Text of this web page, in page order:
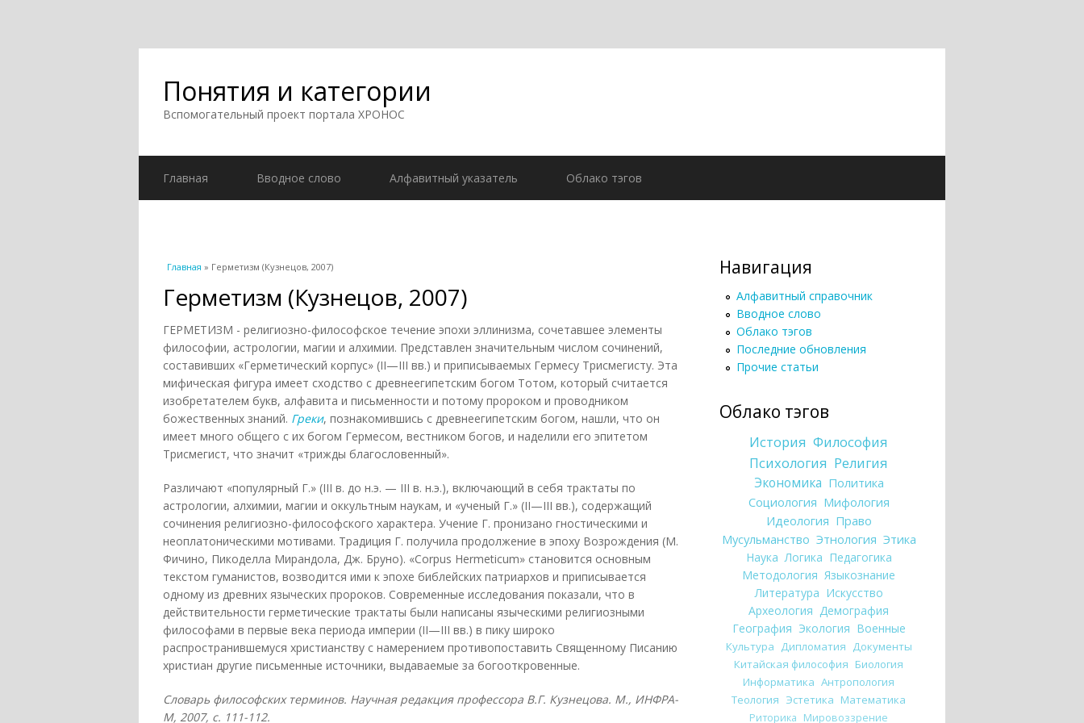
Понятия и категории
Вспомогательный проект портала ХРОНОС
Главная Вводное слово Алфавитный указатель Облако тэгов
Вы здесь
Главная » Герметизм (Кузнецов, 2007)
Герметизм (Кузнецов, 2007)
ГЕРМЕТИЗМ - религиозно-философское течение эпохи эллинизма, сочетавшее элементы
философии, астрологии, магии и алхимии. Представлен значительным числом сочинений,
составивших «Герметический корпус» (II—III вв.) и приписываемых Гермесу Трисмегисту. Эта
мифическая фигура имеет сходство с древнеегипетским богом Тотом, который считается
изобретателем букв, алфавита и письменности и потому пророком и проводником
божественных знаний. Греки, познакомившись с древнеегипетским богом, нашли, что он
имеет много общего с их богом Гермесом, вестником богов, и наделили его эпитетом
Трисмегист, что значит «трижды благословенный».
Различают «популярный Г.» (III в. до н.э. — III в. н.э.), включающий в себя трактаты по
астрологии, алхимии, магии и оккультным наукам, и «ученый Г.» (II—III вв.), содержащий
сочинения религиозно-философского характера. Учение Г. пронизано гностическими и
неоплатоническими мотивами. Традиция Г. получила продолжение в эпоху Возрождения (М.
Фичино, Пикоделла Мирандола, Дж. Бруно). «Corpus Hermeticum» становится основным
текстом гуманистов, возводится ими к эпохе библейских патриархов и приписывается
одному из древних языческих пророков. Современные исследования показали, что в
действительности герметические трактаты были написаны языческими религиозными
философами в первые века периода империи (II—III вв.) в пику широко
распространившемуся христианству с намерением противопоставить Священному Писанию
христиан другие письменные источники, выдаваемые за богооткровенные.
Словарь философских терминов. Научная редакция профессора В.Г. Кузнецова. М., ИНФРА-
М, 2007, с. 111-112.
Навигация
Алфавитный справочник
Вводное слово
Облако тэгов
Последние обновления
Прочие статьи
Облако тэгов
История Философия
Психология Религия
Экономика Политика
Социология Мифология
Идеология Право
Мусульманство Этнология Этика
Наука Логика Педагогика
Методология Языкознание
Литература Искусство
Археология Демография
География Экология Военные
Культура Дипломатия Документы
Китайская философия Биология
Информатика Антропология
Теология Эстетика Математика
Риторика Мировоззрение